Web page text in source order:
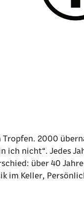
2000
ich nicht“. Jedes
über 40
Keller,